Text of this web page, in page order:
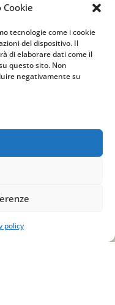
Cookie
tecnologie come i cookie
del dispositivo. Il
di elaborare dati come il
questo sito. Non
negativamente su
policy
ALLA